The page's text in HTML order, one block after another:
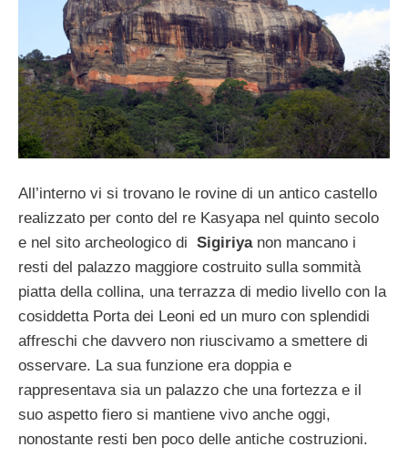
All’interno vi si trovano le rovine di un antico castello
realizzato per conto del re Kasyapa nel quinto secolo
e nel sito archeologico di Sigiriyanon mancano i
resti del palazzo maggiore costruito sulla sommità
piatta della collina, una terrazza di medio livello con la
cosiddetta Porta dei Leoni ed un muro con splendidi
affreschi che davvero non riuscivamo a smettere di
osservare. La sua funzione era doppia e
rappresentava sia un palazzo che una fortezza e il
suo aspetto fiero si mantiene vivo anche oggi,
nonostante resti ben poco delle antiche costruzioni.